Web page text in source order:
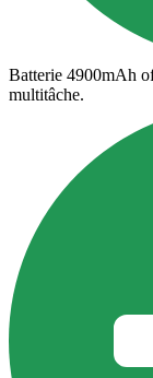
Batterie 4900mAh
multitâche.